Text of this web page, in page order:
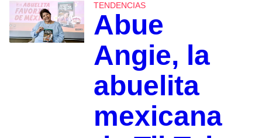
TENDENCIAS
Abue
Angie, la
abuelita
mexicana